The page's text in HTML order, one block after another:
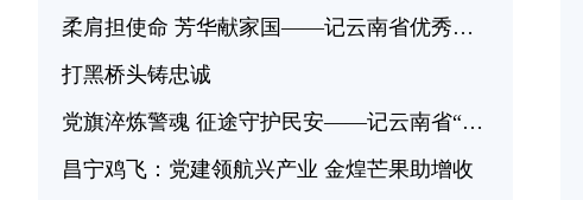
柔肩担使命 芳华献家国——记云南省优秀党务工作者郭玉琴
打黑桥头铸忠诚
党旗淬炼警魂 征途守护民安——记云南省“两优一先”先进基层党组织保山市公安局交通管理支队高速公路二大队党支部
昌宁鸡飞：党建领航兴产业 金煌芒果助增收